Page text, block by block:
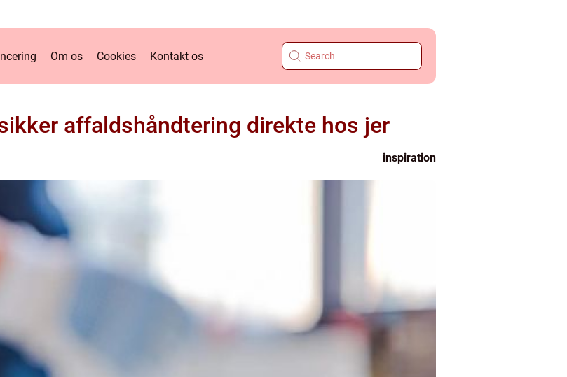
Om os Cookies Kontakt os
affaldshåndtering direkte hos jer
inspiration